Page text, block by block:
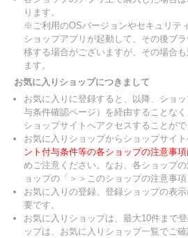
ります。
※ご利用のOSバージョンやセキュリテ
ショップアプリが起動して、その後ブ
移する場合がございますが、その場合
ます。
お気に入りショップにつきまして
お気に入りに登録すると、以降、ショ
与条件確認ページ）を経由することな
ショップサイトへアクセスすることがで
お気に入りショップからショップサイト
ント付与条件等の各ショップの注意事
めご注意ください。なお、各ショップ
ョップの「＞＞このショップの注意事項
お気に入りの登録、登録ショップの表
要です。
お気に入りショップは、最大10件まで
ップは、お気に入りショップ一覧でご確